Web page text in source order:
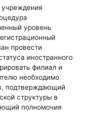
учреждения
уровень
провести
иностранного
филиал и
необходимо
подтверждающий
структуры в
полномочия